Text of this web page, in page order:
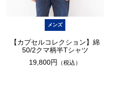
メンズ
【カプセルコレクション】綿
50/2クマ柄半Tシャツ
19,800円
（税込）